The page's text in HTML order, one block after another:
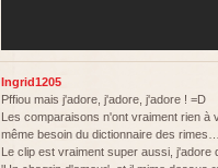
Ingrid1205
Pffiou mais j'adore, j'adore, j'adore ! =D
Les comparaisons n'ont vraiment rien à
même besoin du dictionnaire des
Le clip est vraiment super aussi, j'adore